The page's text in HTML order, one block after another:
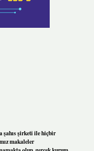
şahıs şirketi ile hiçbir
makaleler